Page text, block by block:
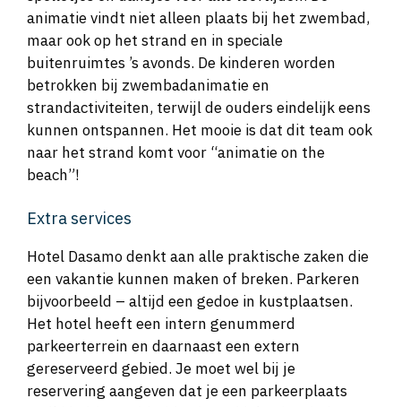
animatie vindt niet alleen plaats bij het zwembad,
maar ook op het strand en in speciale
buitenruimtes ’s avonds. De kinderen worden
betrokken bij zwembadanimatie en
strandactiviteiten, terwijl de ouders eindelijk eens
kunnen ontspannen. Het mooie is dat dit team ook
naar het strand komt voor “animatie on the
beach”!
Extra services
Hotel Dasamo denkt aan alle praktische zaken die
een vakantie kunnen maken of breken. Parkeren
bijvoorbeeld – altijd een gedoe in kustplaatsen.
Het hotel heeft een intern genummerd
parkeerterrein en daarnaast een extern
gereserveerd gebied. Je moet wel bij je
reservering aangeven dat je een parkeerplaats